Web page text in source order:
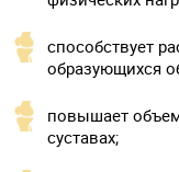
способствует
образующихся
повышает
суставах;